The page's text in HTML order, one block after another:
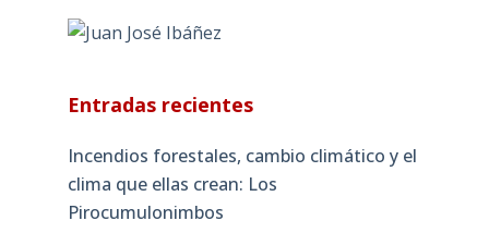
Entradas recientes
Incendios forestales, cambio climático y el
clima que ellas crean: Los
Pirocumulonimbos